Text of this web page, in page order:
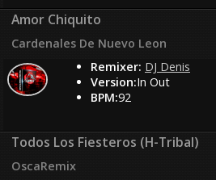
Amor Chiquito
Cardenales De Nuevo Leon
Remixer: DJ Denis
Version:In Out
BPM:92
Todos Los Fiesteros (H-Tribal)
OscaRemix